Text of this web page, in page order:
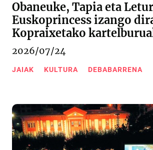
Obaneuke, Tapia eta
Euskoprincess izango
Kopraixetako
2026/07/24
JAIAK KULTURA DEBABARRENA